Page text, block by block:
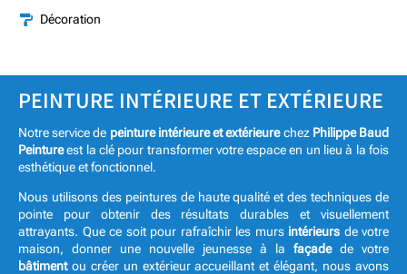
 Décoration
PEINTURE INTÉRIEURE ET EXTÉRIEURE
Notre service de peinture intérieure et extérieurechez Philippe Baud
Peintureest la clé pour transformer votre espace en un lieu à la fois
esthétique et fonctionnel.
Nous utilisons des peintures de haute qualité et des techniques de
pointe pour obtenir des résultats durables et visuellement
attrayants. Que ce soit pour rafraîchir les murs intérieurs de votre
maison, donner une nouvelle jeunesse à la façadede votre
bâtimentou créer un extérieur accueillant et élégant, nous avons